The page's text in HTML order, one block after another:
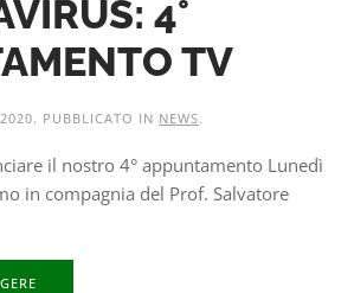
4°
TV
. PUBBLICATO IN NEWS.
il nostro 4° appuntamento Lunedì
in compagnia del Prof. Salvatore